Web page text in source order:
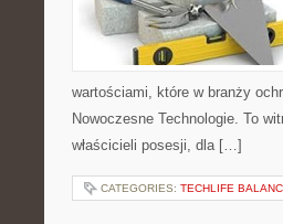
wartościami, które w branży
Nowoczesne Technologie. To
właścicieli posesji, dla […]
CATEGORIES: TECHLIFE